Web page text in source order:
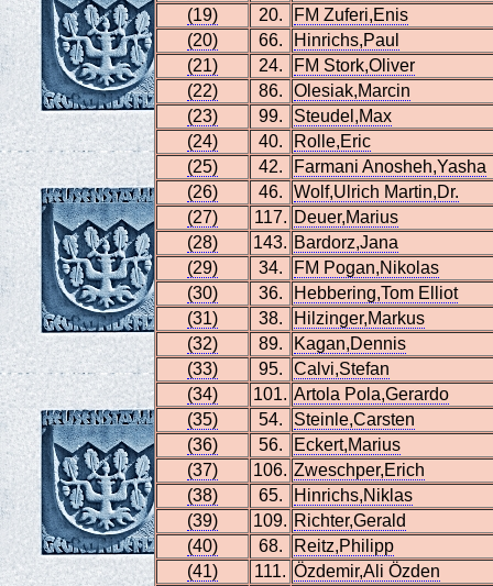
(19)
20.
FM Zuferi,Enis
(20)
66.
Hinrichs,Paul
(21)
24.
FM Stork,Oliver
(22)
86.
Olesiak,Marcin
(23)
99.
Steudel,Max
(24)
40.
Rolle,Eric
(25)
42.
Farmani Anosheh,Yasha
(26)
46.
Wolf,Ulrich Martin,Dr.
(27)
117. Deuer,Marius
(28)
143. Bardorz,Jana
(29)
34.
FM Pogan,Nikolas
(30)
36.
Hebbering,Tom Elliot
(31)
38.
Hilzinger,Markus
(32)
89.
Kagan,Dennis
(33)
95.
Calvi,Stefan
(34)
101. Artola Pola,Gerardo
(35)
54.
Steinle,Carsten
(36)
56.
Eckert,Marius
(37)
106. Zweschper,Erich
(38)
65.
Hinrichs,Niklas
(39)
109. Richter,Gerald
(40)
68.
Reitz,Philipp
(41)
111. Özdemir,Ali Özden